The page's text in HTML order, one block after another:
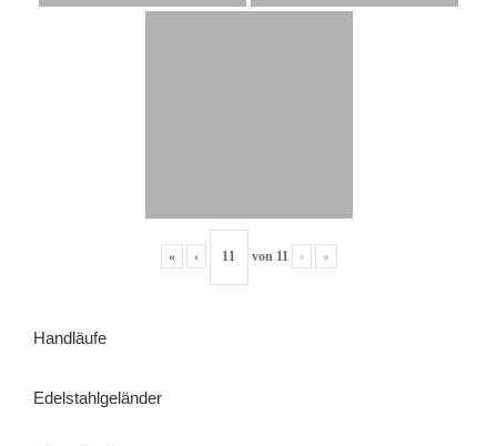
« ‹ von 11 › »
Handläufe
Edelstahlgeländer